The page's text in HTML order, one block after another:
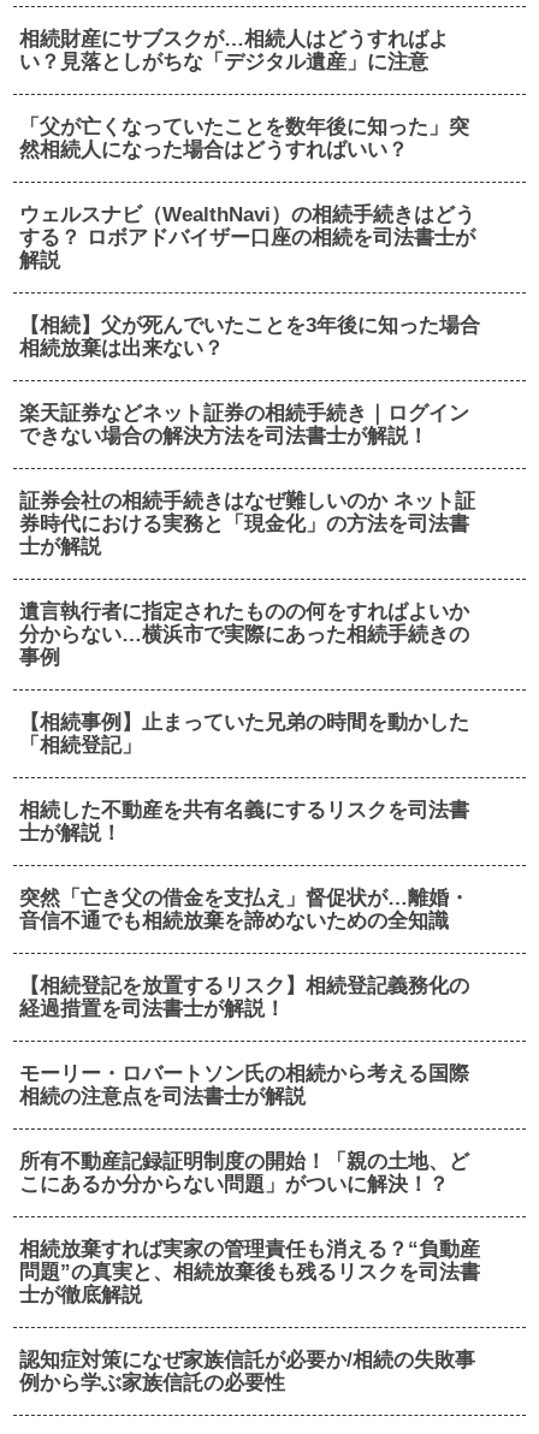
相続財産にサブスクが…相続人はどうすればよ
い？見落としがちな「デジタル遺産」に注意
「父が亡くなっていたことを数年後に知った」突
然相続人になった場合はどうすればいい？
ウェルスナビ（WealthNavi）の相続手続きはどう
する？ ロボアドバイザー口座の相続を司法書士が
解説
【相続】父が死んでいたことを3年後に知った場合
相続放棄は出来ない？
楽天証券などネット証券の相続手続き｜ログイン
できない場合の解決方法を司法書士が解説！
証券会社の相続手続きはなぜ難しいのか ネット証
券時代における実務と「現金化」の方法を司法書
士が解説
遺言執行者に指定されたものの何をすればよいか
分からない…横浜市で実際にあった相続手続きの
事例
【相続事例】止まっていた兄弟の時間を動かした
「相続登記」
相続した不動産を共有名義にするリスクを司法書
士が解説！
突然「亡き父の借金を支払え」督促状が…離婚・
音信不通でも相続放棄を諦めないための全知識
【相続登記を放置するリスク】相続登記義務化の
経過措置を司法書士が解説！
モーリー・ロバートソン氏の相続から考える国際
相続の注意点を司法書士が解説
所有不動産記録証明制度の開始！「親の土地、ど
こにあるか分からない問題」がついに解決！？
相続放棄すれば実家の管理責任も消える？“負動産
問題”の真実と、相続放棄後も残るリスクを司法書
士が徹底解説
認知症対策になぜ家族信託が必要か/相続の失敗事
例から学ぶ家族信託の必要性